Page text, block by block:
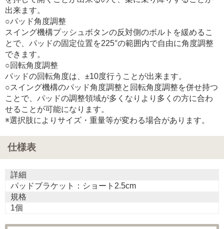
出来ます。
○パッド角度調整
スイング機構プッシュボタンの反対側のボルトを緩めるこ
とで、パッドの固定位置を225°の範囲内で自由に角度調整
できます。
○回転角度調整
パッドの回転角度は、±10度行うことが出来ます。
○スイング機構のパッド角度調整と回転角度調整を併せ持つ
ことで、パッドの調整領域が多くなりより多くの方に合わ
せることが可能になります。
※選択肢によりサイズ・重量等が変わる場合があります。
仕様表
詳細
パッドブラケット：ショート2.5cm
規格
1個